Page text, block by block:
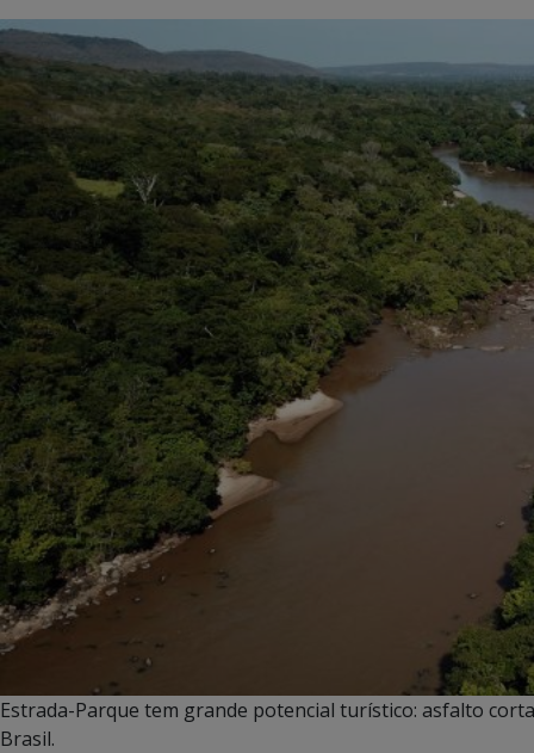
Estrada-Parque tem grande potencial turístico: asfalto
Brasil.